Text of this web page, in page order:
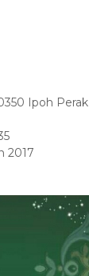
Ipoh Perak
2017